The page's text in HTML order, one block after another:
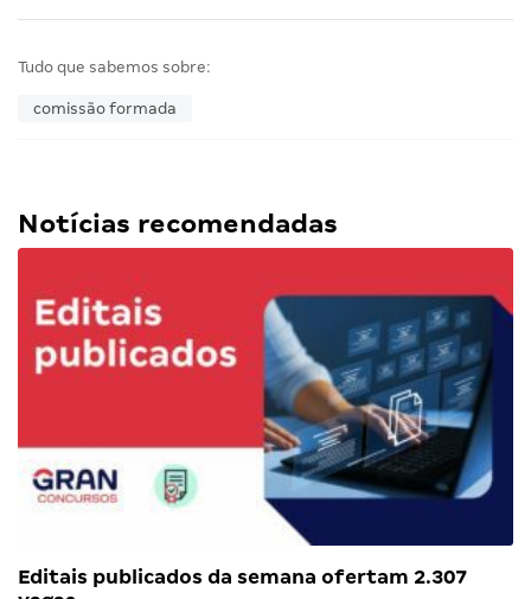
Tudo que sabemos sobre:
comissão formada
Notícias recomendadas
Editais publicados da semana ofertam 2.307